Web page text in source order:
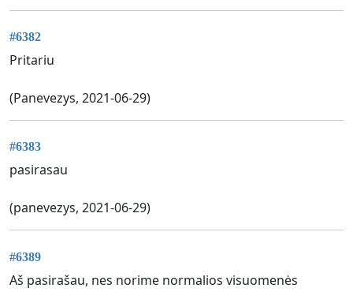
#6382
Pritariu
(Panevezys, 2021-06-29)
#6383
pasirasau
(panevezys, 2021-06-29)
#6389
Aš pasirašau, nes norime normalios visuomenės